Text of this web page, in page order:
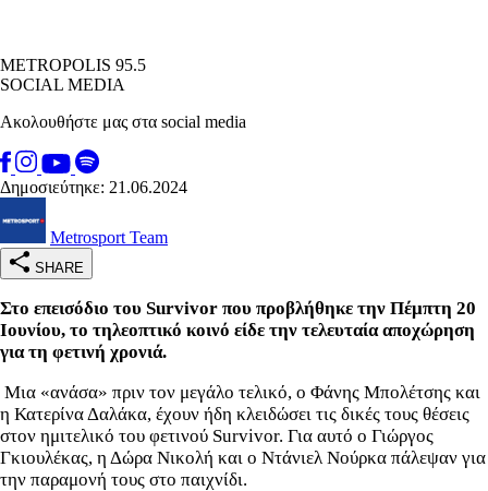
METROPOLIS 95.5
SOCIAL MEDIA
Ακολουθήστε μας στα social media
Δημοσιεύτηκε: 21.06.2024
Metrosport Team
SHARE
Στο επεισόδιο του Survivor που προβλήθηκε την Πέμπτη 20
Ιουνίου, το τηλεοπτικό κοινό είδε την τελευταία αποχώρηση
για τη φετινή χρονιά.
Μια «ανάσα» πριν τον μεγάλο τελικό, ο Φάνης Μπολέτσης και
η Κατερίνα Δαλάκα, έχουν ήδη κλειδώσει τις δικές τους θέσεις
στον ημιτελικό του φετινού Survivor. Για αυτό ο Γιώργος
Γκιουλέκας, η Δώρα Νικολή και ο Ντάνιελ Νούρκα πάλεψαν για
την παραμονή τους στο παιχνίδι.